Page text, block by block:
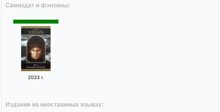
Самиздат и фэнзины:
2033 г.
Издания на иностранных языках: